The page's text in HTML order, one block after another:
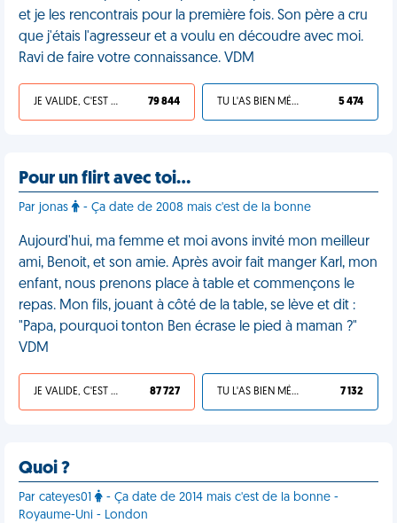
et je les rencontrais pour la première fois. Son père a cru
que j'étais l'agresseur et a voulu en découdre avec moi.
Ravi de faire votre connaissance. VDM
JE VALIDE, C'EST UNE VDM 79 844 TU L'AS BIEN MÉRITÉ 5 474
Pour un flirt avec toi…
Par jonas - Ça date de 2008 mais c'est de la bonne
Aujourd'hui, ma femme et moi avons invité mon meilleur
ami, Benoit, et son amie. Après avoir fait manger Karl, mon
enfant, nous prenons place à table et commençons le
repas. Mon fils, jouant à côté de la table, se lève et dit :
"Papa, pourquoi tonton Ben écrase le pied à maman ?"
VDM
JE VALIDE, C'EST UNE VDM 87 727 TU L'AS BIEN MÉRITÉ 7 132
Quoi ?
Par cateyes01
- Ça date de 2014 mais c'est de la bonne -
Royaume-Uni - London